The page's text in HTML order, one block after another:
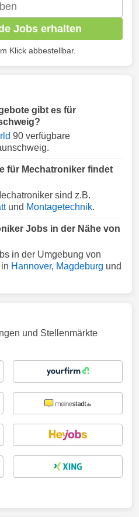
Jobs erhalten
Klick abbestellbar.
gibt es für
90 verfügbare
für Mechatroniker findet
sind z.B.
und Montagetechnik.
Jobs in der Nähe von
in der Umgebung von
Hannover, Magdeburg und
und Stellenmärkte